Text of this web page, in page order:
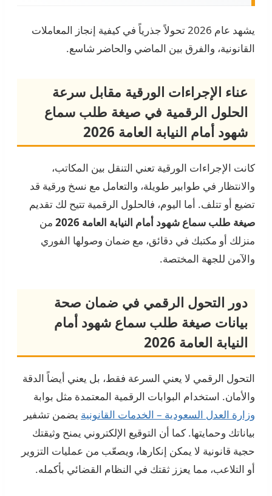
يشهد عام 2026 تحولاً جذرياً في كيفية إنجاز المعاملات
القانونية، والفرق بين الماضي والحاضر شاسع.
عناء الإجراءات الورقية مقابل سرعة
الحلول الرقمية في صيغة طلب سماع
شهود أمام النيابة العامة 2026
كانت الإجراءات الورقية تعني التنقل بين المكاتب،
والانتظار في طوابير طويلة، والتعامل مع نسخ ورقية قد
تضيع أو تتلف. أما اليوم، فالحلول الرقمية تتيح لك تقديم
صيغة طلب سماع شهود أمام النيابة العامة 2026
من
منزلك أو مكتبك في دقائق، مع ضمان وصولها الفوري
والآمن للجهة المختصة.
دور التحول الرقمي في ضمان صحة
بيانات صيغة طلب سماع شهود أمام
النيابة العامة 2026
التحول الرقمي لا يعني السرعة فقط، بل يعني أيضاً الدقة
والأمان. استخدام البوابات الرقمية المعتمدة مثل بوابة
وزارة العدل السعودية – الخدمات القانونية يضمن تشفير
بياناتك وحمايتها. كما أن التوقيع الإلكتروني يمنح وثيقتك
حجية قانونية لا يمكن إنكارها، ويصعّب من عمليات التزوير
أو التلاعب، مما يعزز ثقتك في النظام القضائي بأكمله.